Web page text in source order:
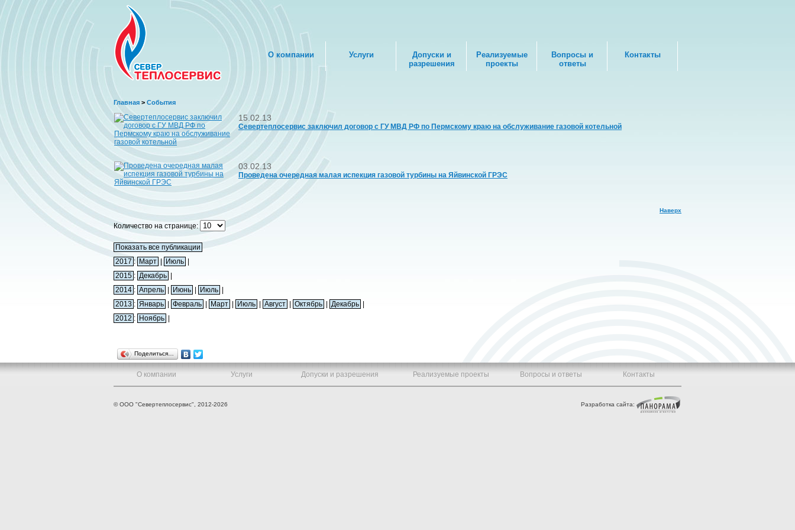
О компании Услуги
Допуски и
разрешения
Реализуемые
проекты
Вопросы и
ответы
Контакты
Главная > События
15.02.13
Севертеплосервис заключил договор с ГУ МВД РФ по Пермскому краю на обслуживание газовой котельной
03.02.13
Проведена очередная малая испекция газовой турбины на Яйвинской ГРЭС
Наверх
Количество на странице:
Показать все публикации
2017 : Март Июль
2015 : Декабрь
2014 : Апрель Июнь Июль
2013 : Январь Февраль Март Июль Август Октябрь Декабрь
2012 : Ноябрь
Поделиться…
О компании Услуги Допуски и разрешения Реализуемые проекты Вопросы и ответы Контакты
© ООО "Севертеплосервис", 2012-2026 Разработка сайта: